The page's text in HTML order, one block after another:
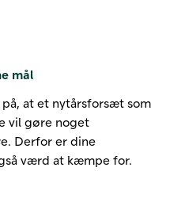
mål
på, at et nytårsforsæt som
vil gøre noget
Derfor er dine
værd at kæmpe for.